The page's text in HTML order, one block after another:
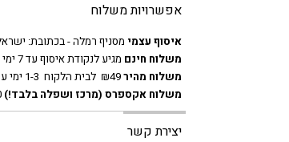
אפשרויות משלוח
איסוף עצמי מסניף רמלה - בכתובת: ישראל
משלוח חינם מגיע לנקודת איסוף עד 7 ימי עסקים
משלוח מהיר₪49 לבית הלקוח 1-3 ימי עסקים
משלוח אקספרס (מרכז ושפלה בלבד!) ₪80 עד 1 ימי עסקים
יצירת קשר